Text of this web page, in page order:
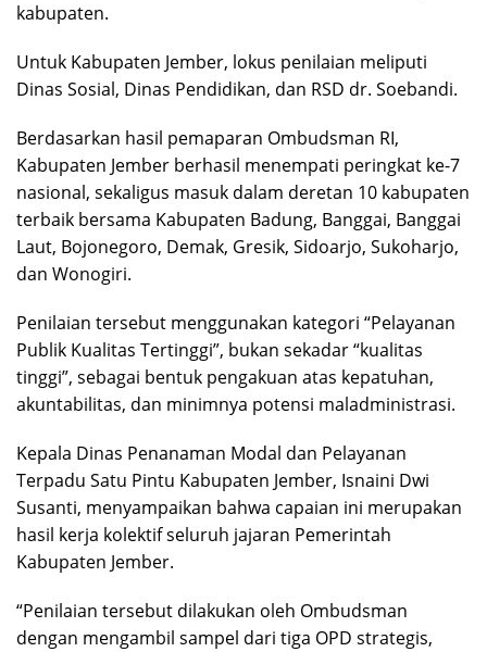
kabupaten.
Untuk Kabupaten Jember, lokus penilaian meliputi
Dinas Sosial, Dinas Pendidikan, dan RSD dr. Soebandi.
Berdasarkan hasil pemaparan Ombudsman RI,
Kabupaten Jember berhasil menempati peringkat ke-7
nasional, sekaligus masuk dalam deretan 10 kabupaten
terbaik bersama Kabupaten Badung, Banggai, Banggai
Laut, Bojonegoro, Demak, Gresik, Sidoarjo, Sukoharjo,
dan Wonogiri.
Penilaian tersebut menggunakan kategori “Pelayanan
Publik Kualitas Tertinggi”, bukan sekadar “kualitas
tinggi”, sebagai bentuk pengakuan atas kepatuhan,
akuntabilitas, dan minimnya potensi maladministrasi.
Kepala Dinas Penanaman Modal dan Pelayanan
Terpadu Satu Pintu Kabupaten Jember, Isnaini Dwi
Susanti, menyampaikan bahwa capaian ini merupakan
hasil kerja kolektif seluruh jajaran Pemerintah
Kabupaten Jember.
“Penilaian tersebut dilakukan oleh Ombudsman
dengan mengambil sampel dari tiga OPD strategis,